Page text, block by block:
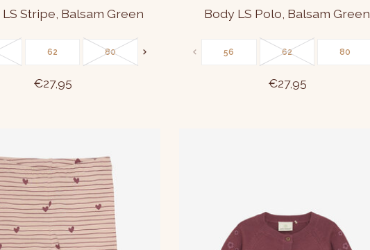
Stripe, Balsam Green
62 80
€27,95
Body LS Polo, Balsam Green
56 62 80
€27,95